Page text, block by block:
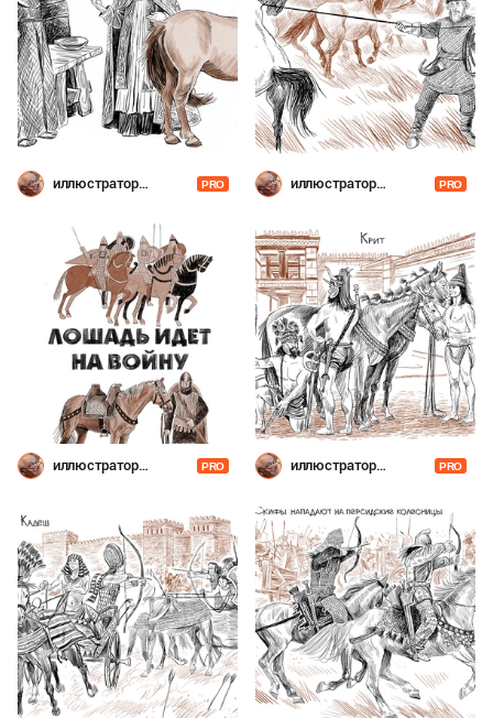
иллюстратор
PRO
иллюстратор
PRO
иллюстратор
PRO
иллюстратор
PRO